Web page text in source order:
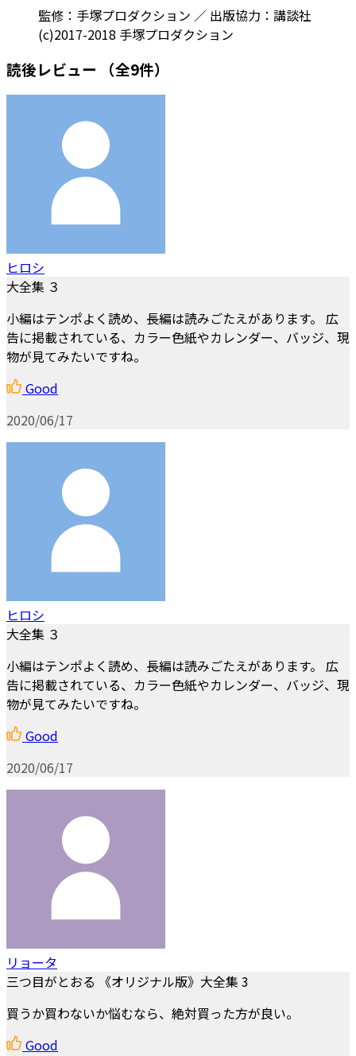
監修：手塚プロダクション ／ 出版協力：講談社
(c)2017-2018 手塚プロダクション
読後レビュー （全9件）
ヒロシ
大全集 ３
小編はテンポよく読め、長編は読みごたえがあります。 広
告に掲載されている、カラー色紙やカレンダー、バッジ、現
物が見てみたいですね。
Good
2020/06/17
ヒロシ
大全集 ３
小編はテンポよく読め、長編は読みごたえがあります。 広
告に掲載されている、カラー色紙やカレンダー、バッジ、現
物が見てみたいですね。
Good
2020/06/17
リョータ
三つ目がとおる 《オリジナル版》大全集 3
買うか買わないか悩むなら、絶対買った方が良い。
Good